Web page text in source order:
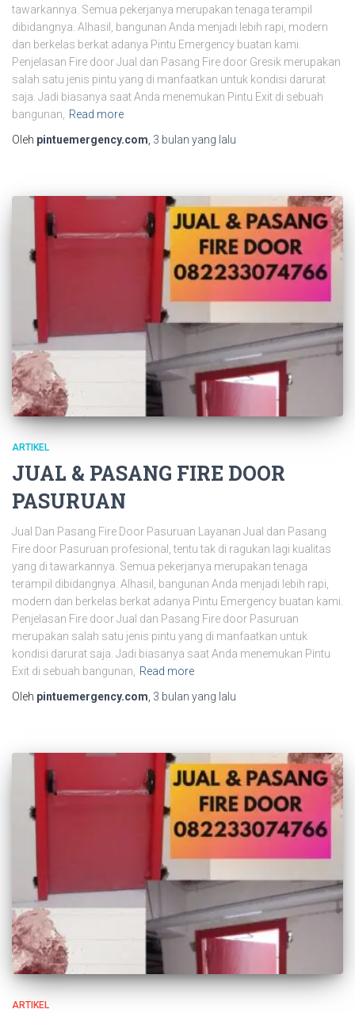
tawarkannya. Semua pekerjanya merupakan tenaga terampil
dibidangnya. Alhasil, bangunan Anda menjadi lebih rapi, modern
dan berkelas berkat adanya Pintu Emergency buatan kami.
Penjelasan Fire door Jual dan Pasang Fire door Gresik merupakan
salah satu jenis pintu yang di manfaatkan untuk kondisi darurat
saja. Jadi biasanya saat Anda menemukan Pintu Exit di sebuah
bangunan,
Read more
Oleh pintuemergency.com 3 bulan yang lalu
ARTIKEL
JUAL & PASANG FIRE DOOR
PASURUAN
Jual Dan Pasang Fire Door Pasuruan Layanan Jual dan Pasang
Fire door Pasuruan profesional, tentu tak di ragukan lagi kualitas
yang di tawarkannya. Semua pekerjanya merupakan tenaga
terampil dibidangnya. Alhasil, bangunan Anda menjadi lebih rapi,
modern dan berkelas berkat adanya Pintu Emergency buatan kami.
Penjelasan Fire door Jual dan Pasang Fire door Pasuruan
merupakan salah satu jenis pintu yang di manfaatkan untuk
kondisi darurat saja. Jadi biasanya saat Anda menemukan Pintu
Exit di sebuah bangunan, Read more
Oleh pintuemergency.com, 3 bulan yang lalu
ARTIKEL